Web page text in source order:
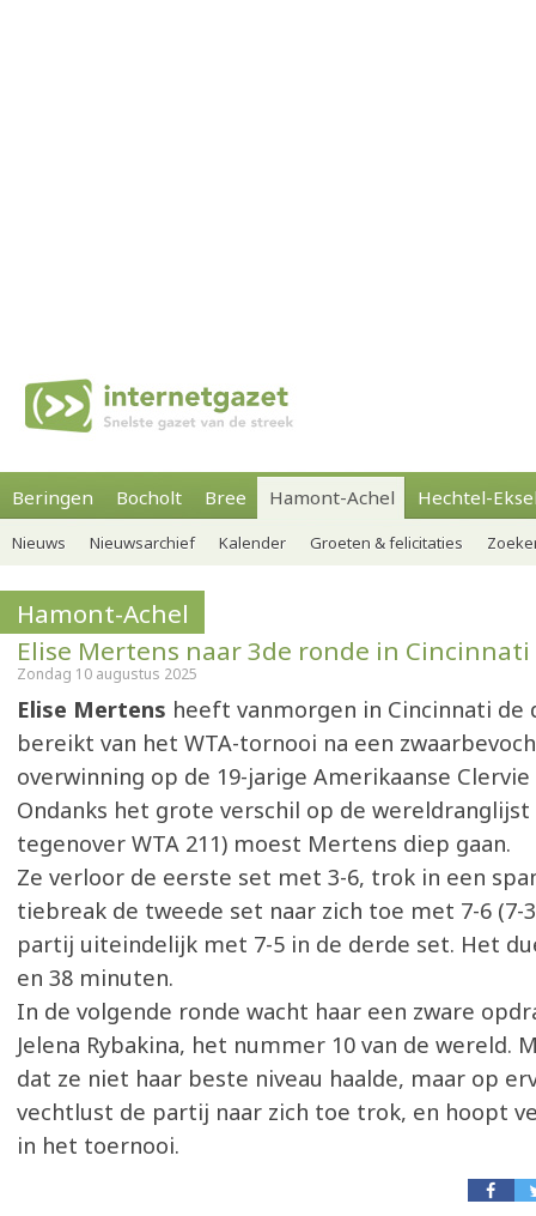
Beringen Bocholt Bree Hamont-Achel Hechtel-
Nieuws Nieuwsarchief Kalender Groeten & felicitaties
Hamont-Achel
Elise Mertens naar 3de ronde in Cincinnati
Zondag 10 augustus 2025
Elise Mertens heeft vanmorgen in Cincinnati de
bereikt van het WTA-tornooi na een
overwinning op de 19-jarige Amerikaanse
Ondanks het grote verschil op de wereldranglijst
tegenover WTA 211) moest Mertens diep gaan.
Ze verloor de eerste set met 3-6, trok in een
tiebreak de tweede set naar zich toe met 7-6 (7-
partij uiteindelijk met 7-5 in de derde set. Het
en 38 minuten.
In de volgende ronde wacht haar een zware
Jelena Rybakina, het nummer 10 van de wereld.
dat ze niet haar beste niveau haalde, maar op
vechtlust de partij naar zich toe trok, en hoopt
in het toernooi.